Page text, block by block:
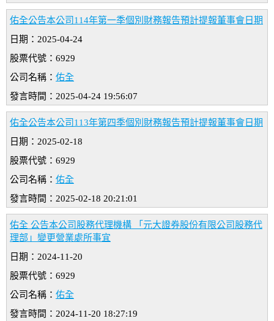
佑全公告本公司114年第一季個別財務報告預計提報董事會日期
日期：2025-04-24
股票代號：6929
公司名稱： 佑全
發言時間：2025-04-24 19:56:07
佑全公告本公司113年第四季個別財務報告預計提報董事會日期
日期：2025-02-18
股票代號：6929
公司名稱： 佑全
發言時間：2025-02-18 20:21:01
佑全 公告本公司股務代理機構 「元大證券股份有限公司股務代
理部」變更營業處所事宜
日期：2024-11-20
股票代號：6929
公司名稱： 佑全
發言時間：2024-11-20 18:27:19